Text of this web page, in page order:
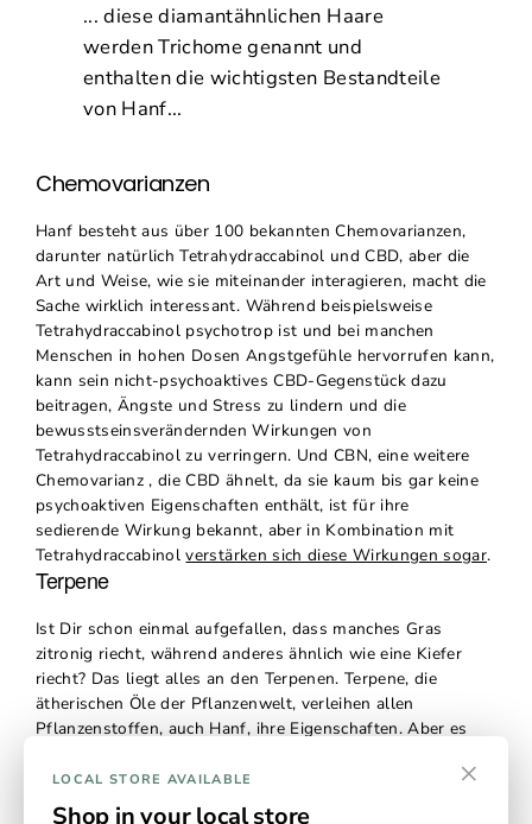
... diese diamantähnlichen Haare
werden Trichome genannt und
enthalten die wichtigsten Bestandteile
von Hanf...
Chemovarianzen
Hanf besteht aus über 100 bekanntenChemovarianzen,
darunter natürlichTetrahydraccabinol und CBD, aber die
Art und Weise, wie sie miteinander interagieren, macht die
Sache wirklich interessant. Während beispielsweise
Tetrahydraccabinol psychotrop ist und bei manchen
Menschen in hohen Dosen Angstgefühle hervorrufen kann,
kann sein nicht-psychoaktives CBD-Gegenstück dazu
beitragen, Ängste und Stress zu lindern und die
bewusstseinsverändernden Wirkungen von
Tetrahydraccabinol zu verringern. Und CBN, eine weitere
Chemovarianz , die CBD ähnelt, da sie kaum bis gar keine
psychoaktiven Eigenschaften enthält, ist für ihre
sedierende Wirkung bekannt, aber in Kombination mit
Tetrahydraccabinol verstärken sich diese Wirkungen sogar.
Terpene
Ist Dir schon einmal aufgefallen, dass manches Gras
zitronig riecht, während anderes ähnlich wie eine Kiefer
riecht? Das liegt alles an den Terpenen. Terpene, die
ätherischen Öle der Pflanzenwelt, verleihen allen
Pflanzenstoffen, auch Hanf, ihre Eigenschaften. Aber es
Terpene sind auch für geistige und körperliche Vorteile
verantwortlich. Wenn Sie sich gefragt haben, warum das
×
LOCAL STORE AVAILABLE
Shop in your local store